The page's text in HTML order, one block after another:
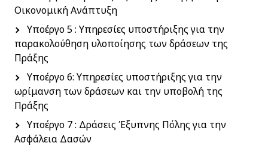
Οικονομική Ανάπτυξη
Υποέργο 5 : Υπηρεσίες υποστήριξης για την
παρακολούθηση υλοποίησης των δράσεων της
Πράξης
Υποέργο 6: Υπηρεσίες υποστήριξης για την
ωρίμανση των δράσεων και την υποβολή της
Πράξης
Υποέργο 7 : Δράσεις Έξυπνης Πόλης για την
Ασφάλεια Δασών